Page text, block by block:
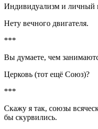
Индивидуализм и личный
Нету вечного двигателя.
***
Вы думаете, чем
Церковь (тот ещё Союз)?
***
Скажу я так, союзы
бы скурвились.